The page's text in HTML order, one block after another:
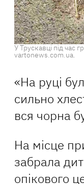
У Трускавці під час
vartonews.com.ua.
«На руці
сильно
вся чорна
На місце
забрала
опікового